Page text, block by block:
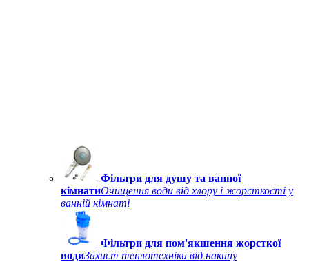
Фільтри для душу та ванної
кімнатиОчищення води від хлору і жорсткості у
ванній кімнаті
Фільтри для пом'якшення жорсткої
водиЗахист теплотехніки від накипу